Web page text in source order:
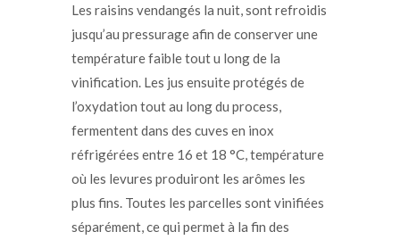
Les raisins vendangés la nuit, sont refroidis
jusqu’au pressurage afin de conserver une
température faible tout u long de la
vinification. Les jus ensuite protégés de
l’oxydation tout au long du process,
fermentent dans des cuves en inox
réfrigérées entre 16 et 18 °C, température
où les levures produiront les arômes les
plus fins. Toutes les parcelles sont vinifiées
séparément, ce qui permet à la fin des